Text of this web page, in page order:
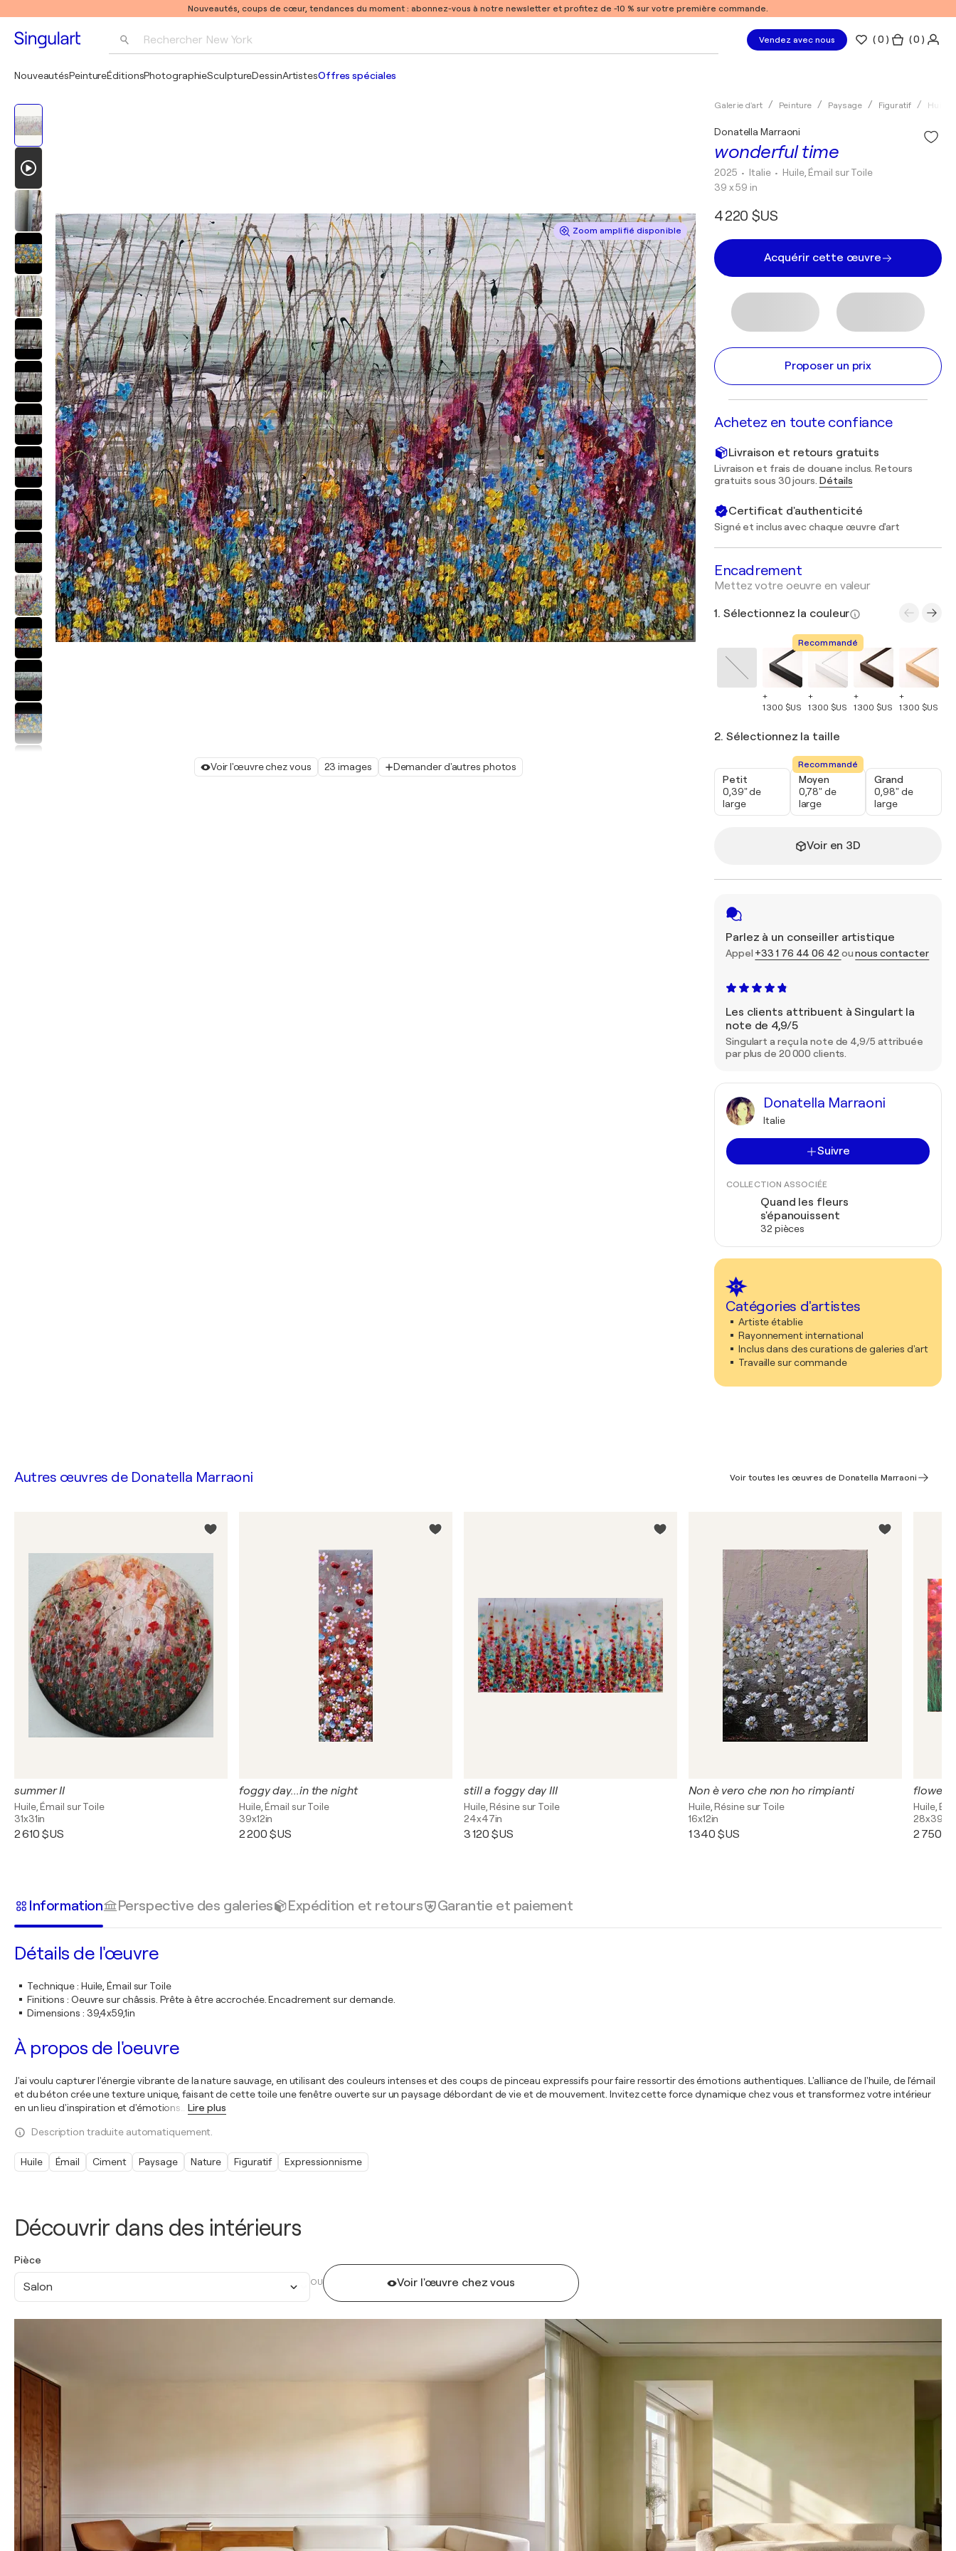
Nouveautés, coups de cœur, tendances du moment : abonnez-vous à notre newsletter et profitez de -10 % sur votre première commande.
Rechercher New York Vendez avec nous (0 ) ( 0 )
NouveautésPeintureÉditionsPhotographieSculptureDessinArtistesOffres spéciales
Zoom amplifié disponible
Voir l'œuvre chez vous 23 images Demander d'autres photos
Galerie d'art Peinture Paysage Figuratif Huile
wonderful time
Donatella Marraoni
2025 • Italie • Huile, Émail sur Toile
39 x 59 in
4 220 $US
Acquérir cette œuvre
Proposer un prix
Achetez en toute confiance
Livraison et retours gratuits
Livraison et frais de douane inclus. Retours
gratuits sous 30 jours. Détails
Certificat d'authenticité
Signé et inclus avec chaque œuvre d'art
Encadrement
Mettez votre oeuvre en valeur
1. Sélectionnez la couleur
+
1 300 $US
Recommandé
+
1 300 $US
+
1 300 $US
+
1 300 $US
2. Sélectionnez la taille
Petit
0,39" de
large
Recommandé
Moyen
0,78" de
large
Grand
0,98" de
large
Voir en 3D
Parlez à un conseiller artistique
Appel +33 1 76 44 06 42 ounous contacter
Les clients attribuent à Singulart la
note de 4,9/5
Singulart a reçu la note de 4,9/5 attribuée
par plus de 20 000 clients.
Donatella Marraoni
Italie
Suivre
COLLECTION ASSOCIÉE
Quand les fleurs
s'épanouissent
32 pièces
Catégories d'artistes
Artiste établie
Rayonnement international
Inclus dans des curations de galeries d'art
Travaille sur commande
Découvrir dans des intérieurs
Pièce
Salon OU Voir l'œuvre chez vous
Autres œuvres de Donatella Marraoni Voir toutes les œuvres de Donatella Marraoni
summer II
Huile, Émail sur Toile
31x31in
2 610 $US
foggy day...in the night
Huile, Émail sur Toile
39x12in
2 200 $US
still a foggy day III
Huile, Résine sur Toile
24x47in
3 120 $US
Non è vero che non ho rimpianti
Huile, Résine sur Toile
16x12in
1 340 $US
flowers
Huile,
28x39in
2 750
Information Perspective des galeries Expédition et retours Garantie et paiement
Détails de l'œuvre
Technique: Huile, Émail sur Toile
Finitions : Oeuvre sur châssis. Prête à être accrochée. Encadrement sur demande.
Dimensions : 39,4x59,1in
À propos de l'oeuvre
J'ai voulu capturer l'énergie vibrante de la nature sauvage, en utilisant des couleurs intenses et des coups de pinceau expressifs pour faire ressortir des émotions authentiques. L'alliance de l'huile, de l'émail
et du béton crée une texture unique, faisant de cette toile une fenêtre ouverte sur un paysage débordant de vie et de mouvement. Invitez cette force dynamique chez vous et transformez votre intérieur
en un lieu d'inspiration et d'émotions
Lire plus
Description traduite automatiquement.
Huile Émail Ciment Paysage Nature Figuratif Expressionnisme